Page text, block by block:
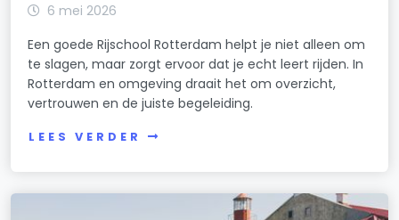
6 mei 2026
Een goede Rijschool Rotterdam helpt je niet alleen om
te slagen, maar zorgt ervoor dat je echt leert rijden. In
Rotterdam en omgeving draait het om overzicht,
vertrouwen en de juiste begeleiding.
LEES VERDER